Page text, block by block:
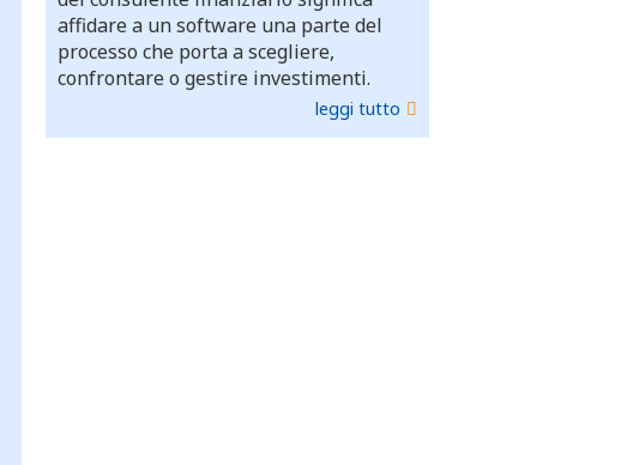
affidare a un software una parte del
processo che porta a scegliere,
confrontare o gestire investimenti.
leggi tutto